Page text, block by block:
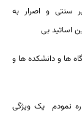
سنتی و اصرار به
اساتید بی
ها و دانشکده ها و
نمودم یک ویژگی